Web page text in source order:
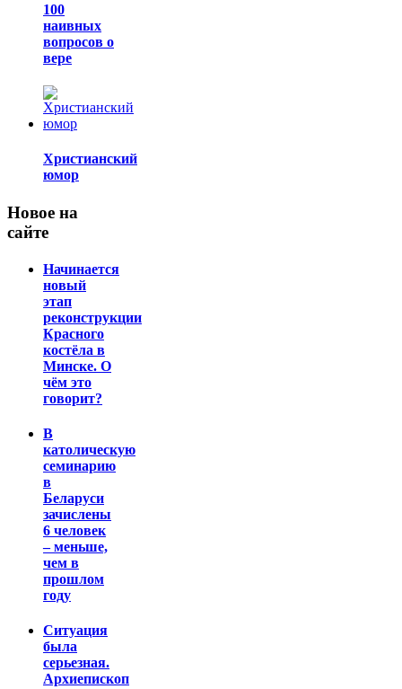
100
наивных
вопросов о
вере
Христианский
юмор
Новое на
сайте
Начинается
новый
этап
реконструкции
Красного
костёла в
Минске. О
чём это
говорит?
В
католическую
семинарию
в
Беларуси
зачислены
6 человек
– меньше,
чем в
прошлом
году
Ситуация
была
серьезная.
Архиепископ